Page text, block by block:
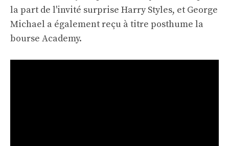
la part de l'invité surprise Harry Styles, et George
Michael a également reçu à titre posthume la
bourse Academy.